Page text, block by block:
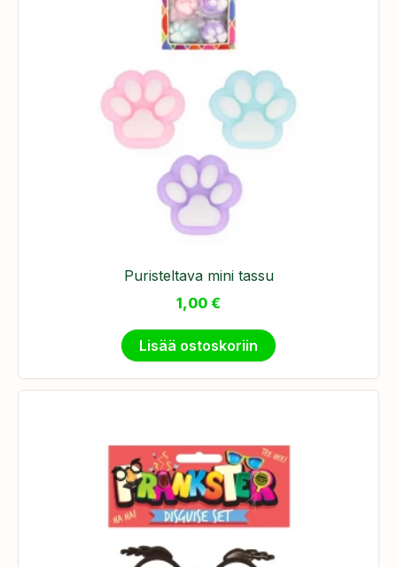
Puristeltava mini tassu
1,00 €
Lisää ostoskoriin